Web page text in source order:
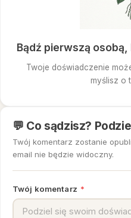
Bądź pierwszą
Twoje doświadczenie
myślisz o
💬 Co sądzisz?
Twój komentarz zostanie
email nie będzie widoczny.
Twój komentarz *